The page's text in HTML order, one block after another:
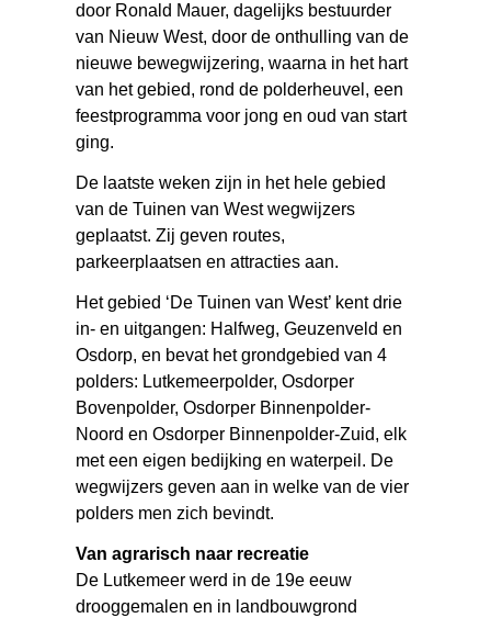
door Ronald Mauer, dagelijks bestuurder
van Nieuw West, door de onthulling van de
nieuwe bewegwijzering, waarna in het hart
van het gebied, rond de polderheuvel, een
feestprogramma voor jong en oud van start
ging.
De laatste weken zijn in het hele gebied
van de Tuinen van West wegwijzers
geplaatst. Zij geven routes,
parkeerplaatsen en attracties aan.
Het gebied ‘De Tuinen van West’ kent drie
in- en uitgangen: Halfweg, Geuzenveld en
Osdorp, en bevat het grondgebied van 4
polders: Lutkemeerpolder, Osdorper
Bovenpolder, Osdorper Binnenpolder-
Noord en Osdorper Binnenpolder-Zuid, elk
met een eigen bedijking en waterpeil. De
wegwijzers geven aan in welke van de vier
polders men zich bevindt.
Van agrarisch naar recreatie
De Lutkemeer werd in de 19e eeuw
drooggemalen en in landbouwgrond